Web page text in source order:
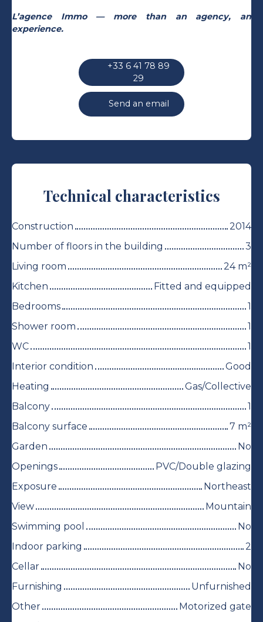
L’agence Immo — more than an agency, an
experience.
+33 6 41 78 89
29
Send an email
Technical characteristics
Construction
2014
Number of floors in the building
3
Living room
24 m²
Kitchen
Fitted and equipped
Bedrooms
1
Shower room
1
WC
1
Interior condition
Good
Heating
Gas/Collective
Balcony
1
Balcony surface
7 m²
Garden
No
Openings
PVC/Double glazing
Exposure
Northeast
View
Mountain
Swimming pool
No
Indoor parking
2
Cellar
No
Furnishing
Unfurnished
Other
Motorized gate